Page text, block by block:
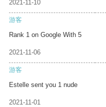
2021-11-10
游客
Rank 1 on Google With 5
2021-11-06
游客
Estelle sent you 1 nude
2021-11-01